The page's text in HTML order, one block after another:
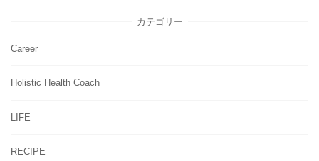
カテゴリー
Career
Holistic Health Coach
LIFE
RECIPE